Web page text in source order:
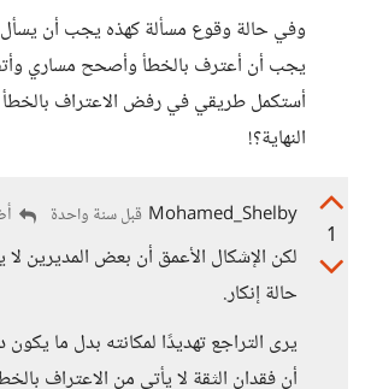
وفي حالة وقوع مسألة كهذه يجب أن يسأل
يجب أن أعترف بالخطأ وأصحح مساري
أستكمل طريقي في رفض الاعتراف بالخطأ
النهاية؟!
1
Mohamed_Shelby قبل سنة واحدة
لكن الإشكال الأعمق أن بعض المديرين
حالة إنكار.
يرى التراجع تهديدًا لمكانته بدل ما
أن فقدان الثقة لا يأتي من الاعتراف